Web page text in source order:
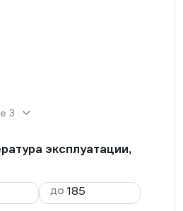
3
эксплуатации,
до